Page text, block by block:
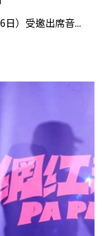
）受邀出席音...